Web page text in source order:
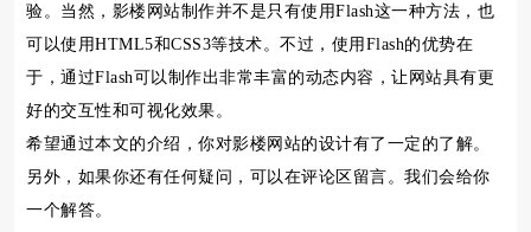
验。当然，影楼网站制作并不是只有使用Flash这一种方法，也
可以使用HTML5和CSS3等技术。不过，使用Flash的优势在
于，通过Flash可以制作出非常丰富的动态内容，让网站具有更
好的交互性和可视化效果。
希望通过本文的介绍，你对影楼网站的设计有了一定的了解。
另外，如果你还有任何疑问，可以在评论区留言。我们会给你
一个解答。